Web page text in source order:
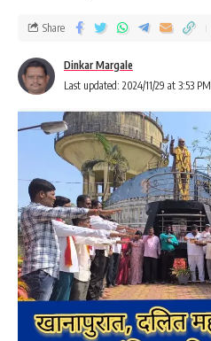
Last updated: 2024/11/29 at 3:53 PM
Dinkar Margale
Share